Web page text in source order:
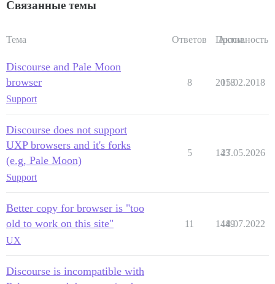
Связанные темы
Тема Ответов Просм.
Активность
Discourse and Pale Moon
browser
Support
8 2018
15.02.2018
Discourse does not support
UXP browsers and it's forks
(e.g, Pale Moon)
Support
5 143
27.05.2026
Better copy for browser is "too
old to work on this site"
UX
11 1449
18.07.2022
Discourse is incompatible with